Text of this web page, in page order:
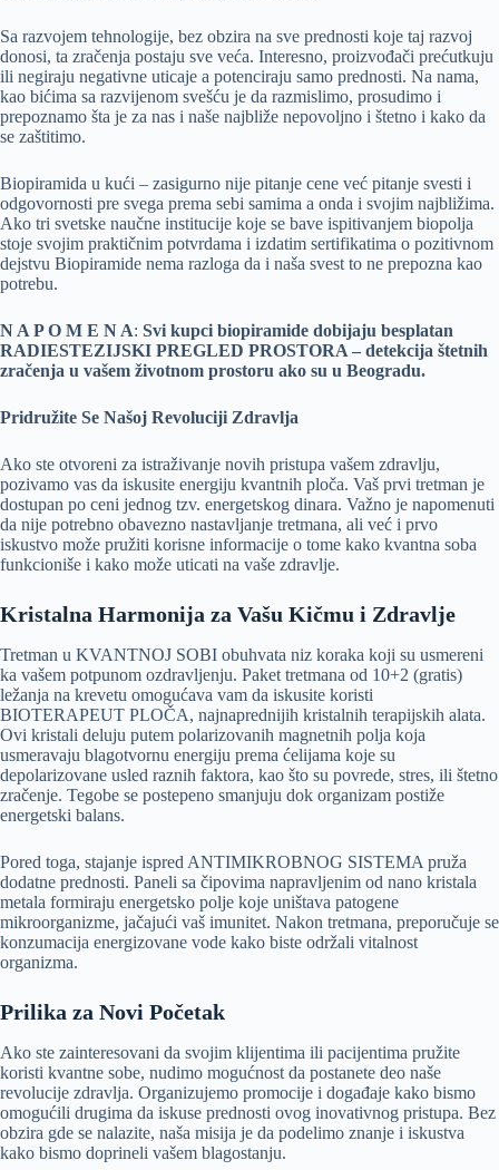
Sa razvojem tehnologije, bez obzira na sve prednosti koje taj razvoj
donosi, ta zračenja postaju sve veća. Interesno, proizvođači prećutkuju
ili negiraju negativne uticaje a potenciraju samo prednosti. Na nama,
kao bićima sa razvijenom svešću je da razmislimo, prosudimo i
prepoznamo šta je za nas i naše najbliže nepovoljno i štetno i kako da
se zaštitimo.
Biopiramida u kući – zasigurno nije pitanje cene već pitanje svesti i
odgovornosti pre svega prema sebi samima a onda i svojim najbližima.
Ako tri svetske naučne institucije koje se bave ispitivanjem biopolja
stoje svojim praktičnim potvrdama i izdatim sertifikatima o pozitivnom
dejstvu Biopiramide nema razloga da i naša svest to ne prepozna kao
potrebu.
N A P O M E N A: Svi kupci biopiramide dobijaju besplatan
RADIESTEZIJSKI PREGLED PROSTORA – detekcija štetnih
zračenja u vašem životnom prostoru ako su u Beogradu.
Pridružite Se Našoj Revoluciji Zdravlja
Ako ste otvoreni za istraživanje novih pristupa vašem zdravlju,
pozivamo vas da iskusite energiju kvantnih ploča. Vaš prvi tretman je
dostupan po ceni jednog tzv. energetskog dinara. Važno je napomenuti
da nije potrebno obavezno nastavljanje tretmana, ali već i prvo
iskustvo može pružiti korisne informacije o tome kako kvantna soba
funkcioniše i kako može uticati na vaše zdravlje.
Kristalna Harmonija za Vašu Kičmu i Zdravlje
Tretman u KVANTNOJ SOBI obuhvata niz koraka koji su usmereni
ka vašem potpunom ozdravljenju. Paket tretmana od 10+2 (gratis)
ležanja na krevetu omogućava vam da iskusite koristi
BIOTERAPEUT PLOČA, najnaprednijih kristalnih terapijskih alata.
Ovi kristali deluju putem polarizovanih magnetnih polja koja
usmeravaju blagotvornu energiju prema ćelijama koje su
depolarizovane usled raznih faktora, kao što su povrede, stres, ili štetno
zračenje. Tegobe se postepeno smanjuju dok organizam postiže
energetski balans.
Pored toga, stajanje ispred ANTIMIKROBNOG SISTEMA pruža
dodatne prednosti. Paneli sa čipovima napravljenim od nano kristala
metala formiraju energetsko polje koje uništava patogene
mikroorganizme, jačajući vaš imunitet. Nakon tretmana, preporučuje se
konzumacija energizovane vode kako biste održali vitalnost
organizma.
Prilika za Novi Početak
Ako ste zainteresovani da svojim klijentima ili pacijentima pružite
koristi kvantne sobe, nudimo mogućnost da postanete deo naše
revolucije zdravlja. Organizujemo promocije i događaje kako bismo
omogućili drugima da iskuse prednosti ovog inovativnog pristupa. Bez
obzira gde se nalazite, naša misija je da podelimo znanje i iskustva
kako bismo doprineli vašem blagostanju.